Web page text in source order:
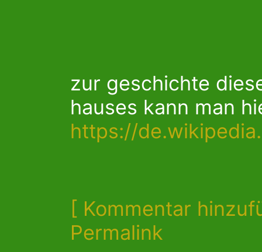
zur geschichte
hauses kann man
https://
[ Kommentar
Permalink